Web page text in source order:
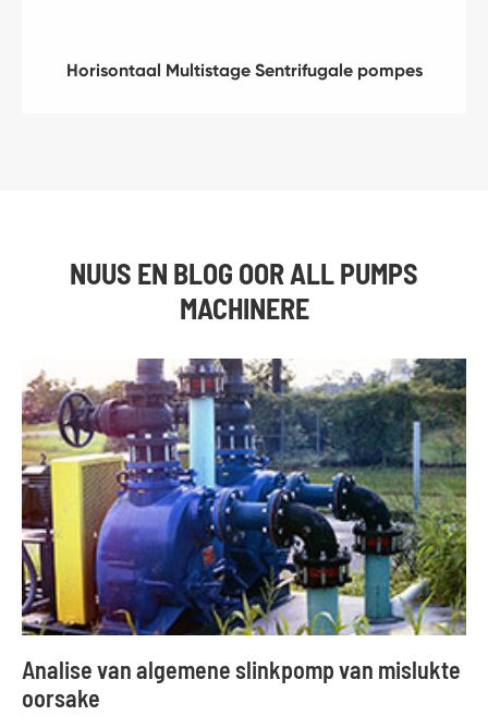
Horisontaal Multistage Sentrifugale pompes
NUUS EN BLOG OOR ALL PUMPS
MACHINERE
Analise van algemene slinkpomp van mislukte
oorsake